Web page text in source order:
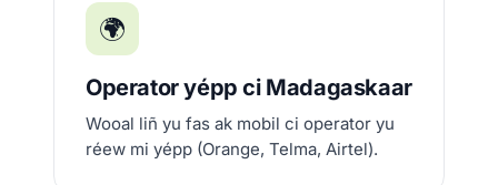
🌍
Operator yépp ci Madagaskaar
Wooal liñ yu fas ak mobil ci operator yu
réew mi yépp (Orange, Telma, Airtel).